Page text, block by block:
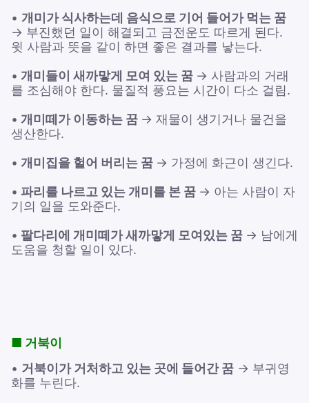
• 개미가 식사하는데 음식으로 기어 들어가 먹는 꿈
→ 부진했던 일이 해결되고 금전운도 따르게 된다.
윗 사람과 뜻을 같이 하면 좋은 결과를 낳는다.
• 개미들이 새까맣게 모여 있는 꿈 → 사람과의 거래
를 조심해야 한다. 물질적 풍요는 시간이 다소 걸림.
• 개미떼가 이동하는 꿈 → 재물이 생기거나 물건을
생산한다.
• 개미집을 헐어 버리는 꿈 → 가정에 화근이 생긴다.
• 파리를 나르고 있는 개미를 본 꿈 → 아는 사람이 자
기의 일을 도와준다.
• 팔다리에 개미떼가 새까맣게 모여있는 꿈 → 남에게
도움을 청할 일이 있다.
■ 거북이
• 거북이가 거처하고 있는 곳에 들어간 꿈 → 부귀영
화를 누린다.